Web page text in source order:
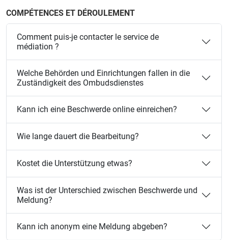
COMPÉTENCES ET DÉROULEMENT
Comment puis-je contacter le service de
médiation ?
Welche Behörden und Einrichtungen fallen in die
Zuständigkeit des Ombudsdienstes
Kann ich eine Beschwerde online einreichen?
Wie lange dauert die Bearbeitung?
Kostet die Unterstützung etwas?
Was ist der Unterschied zwischen Beschwerde und
Meldung?
Kann ich anonym eine Meldung abgeben?